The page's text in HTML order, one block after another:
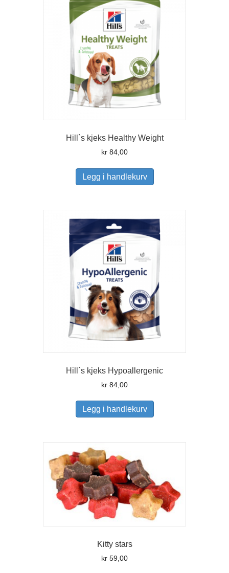
Hill`s kjeks Healthy Weight
kr 84,00
Legg i handlekurv
Hill`s kjeks Hypoallergenic
kr 84,00
Legg i handlekurv
Kitty stars
kr 59,00